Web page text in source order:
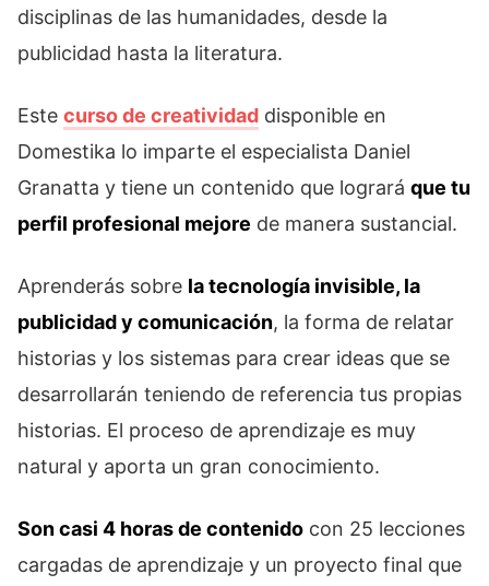
disciplinas de las humanidades, desde la
publicidad hasta la literatura.
Este curso de creatividad disponible en
Domestika lo imparte el especialista Daniel
Granatta y tiene un contenido que logrará que tu
perfil profesional mejore de manera sustancial.
Aprenderás sobre la tecnología invisible, la
publicidad y comunicación, la forma de relatar
historias y los sistemas para crear ideas que se
desarrollarán teniendo de referencia tus propias
historias. El proceso de aprendizaje es muy
natural y aporta un gran conocimiento.
Son casi 4 horas de contenido con 25 lecciones
cargadas de aprendizaje y un proyecto final que